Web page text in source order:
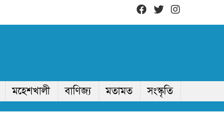
মহেশখালী বাণিজ্য মতামত সংস্কৃতি